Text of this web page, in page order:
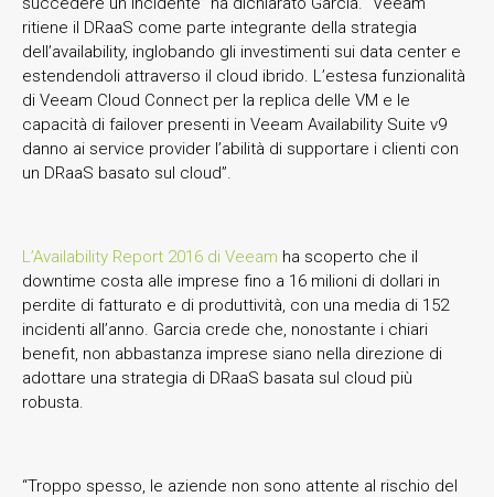
ritiene il DRaaS come parte integrante della strategia
dell’availability, inglobando gli investimenti sui data center e
estendendoli attraverso il cloud ibrido. L’estesa funzionalità
di Veeam Cloud Connect per la replica delle VM e le
capacità di failover presenti in Veeam Availability Suite v9
danno ai service provider l’abilità di supportare i clienti con
un DRaaS basato sul cloud”.
L’Availability Report 2016 di Veeam ha scoperto che il
downtime costa alle imprese fino a 16 milioni di dollari in
perdite di fatturato e di produttività, con una media di 152
incidenti all’anno. Garcia crede che, nonostante i chiari
benefit, non abbastanza imprese siano nella direzione di
adottare una strategia di DRaaS basata sul cloud più
robusta.
“Troppo spesso, le aziende non sono attente al rischio del